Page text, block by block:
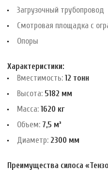
Загрузочный трубопровод
Смотровая площадка с
Опоры
Характеристики:
Вместимость: 12 тонн
Высота: 5182 мм
Масса: 1620 кг
Объем: 7,5 м³
Диаметр: 2300 мм
Преимущества силоса